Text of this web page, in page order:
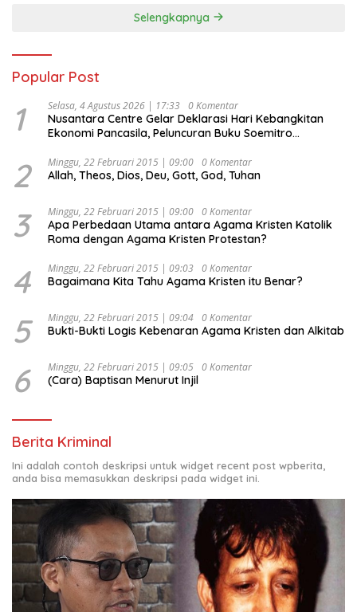
Selengkapnya
Popular Post
1 Selasa, 4 Agustus 2026 | 17:33 0 Komentar
Nusantara Centre Gelar Deklarasi Hari Kebangkitan
Ekonomi Pancasila, Peluncuran Buku Soemitro
Ekonomi Politik Indonesia) & Simposium Nasional
“Urgensi Undang-Undang Perekonomian Nasional dan
Indonesia Emas 2045”,
2 Minggu, 22 Februari 2015 | 09:00 0 Komentar
Allah, Theos, Dios, Deu, Gott, God, Tuhan
3 Minggu, 22 Februari 2015 | 09:00 0 Komentar
Apa Perbedaan Utama antara Agama Kristen Katolik
Roma dengan Agama Kristen Protestan?
4 Minggu, 22 Februari 2015 | 09:03 0 Komentar
Bagaimana Kita Tahu Agama Kristen itu Benar?
5 Minggu, 22 Februari 2015 | 09:04 0 Komentar
Bukti-Bukti Logis Kebenaran Agama Kristen dan Alkitab
6 Minggu, 22 Februari 2015 | 09:05 0 Komentar
(Cara) Baptisan Menurut Injil
Berita Kriminal
Ini adalah contoh deskripsi untuk widget recent post wpberita,
anda bisa memasukkan deskripsi pada widget ini.